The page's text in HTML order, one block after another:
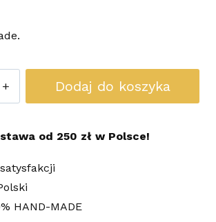
Dodaj do koszyka
od 250 zł w Polsce!
HAND-MADE